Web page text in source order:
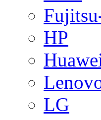
HP
LG